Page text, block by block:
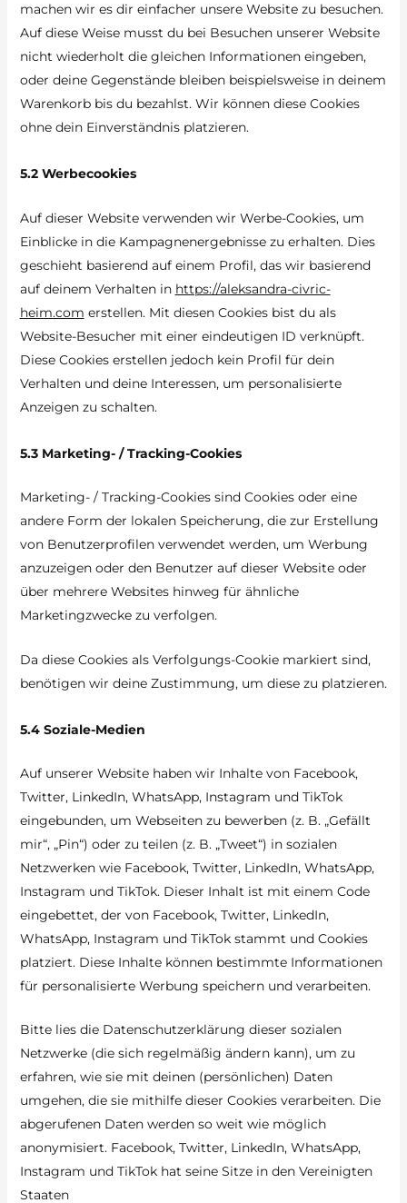
machen wir es dir einfacher unsere Website zu besuchen.
Auf diese Weise musst du bei Besuchen unserer Website
nicht wiederholt die gleichen Informationen eingeben,
oder deine Gegenstände bleiben beispielsweise in deinem
Warenkorb bis du bezahlst. Wir können diese Cookies
ohne dein Einverständnis platzieren.
5.2 Werbecookies
Auf dieser Website verwenden wir Werbe-Cookies, um
Einblicke in die Kampagnenergebnisse zu erhalten. Dies
geschieht basierend auf einem Profil, das wir basierend
auf deinem Verhalten in https://aleksandra-civric-
heim.com erstellen. Mit diesen Cookies bist du als
Website-Besucher mit einer eindeutigen ID verknüpft.
Diese Cookies erstellen jedoch kein Profil für dein
Verhalten und deine Interessen, um personalisierte
Anzeigen zu schalten.
5.3 Marketing- / Tracking-Cookies
Marketing- / Tracking-Cookies sind Cookies oder eine
andere Form der lokalen Speicherung, die zur Erstellung
von Benutzerprofilen verwendet werden, um Werbung
anzuzeigen oder den Benutzer auf dieser Website oder
über mehrere Websites hinweg für ähnliche
Marketingzwecke zu verfolgen.
Da diese Cookies als Verfolgungs-Cookie markiert sind,
benötigen wir deine Zustimmung, um diese zu platzieren.
5.4 Soziale-Medien
Auf unserer Website haben wir Inhalte von Facebook,
Twitter, LinkedIn, WhatsApp, Instagram und TikTok
eingebunden, um Webseiten zu bewerben (z. B. „Gefällt
mir“, „Pin“) oder zu teilen (z. B. „Tweet“) in sozialen
Netzwerken wie Facebook, Twitter, LinkedIn, WhatsApp,
Instagram und TikTok. Dieser Inhalt ist mit einem Code
eingebettet, der von Facebook, Twitter, LinkedIn,
WhatsApp, Instagram und TikTok stammt und Cookies
platziert. Diese Inhalte können bestimmte Informationen
für personalisierte Werbung speichern und verarbeiten.
Bitte lies die Datenschutzerklärung dieser sozialen
Netzwerke (die sich regelmäßig ändern kann), um zu
erfahren, wie sie mit deinen (persönlichen) Daten
umgehen, die sie mithilfe dieser Cookies verarbeiten. Die
abgerufenen Daten werden so weit wie möglich
anonymisiert. Facebook, Twitter, LinkedIn, WhatsApp,
Instagram und TikTok hat seine Sitze in den Vereinigten
Staaten